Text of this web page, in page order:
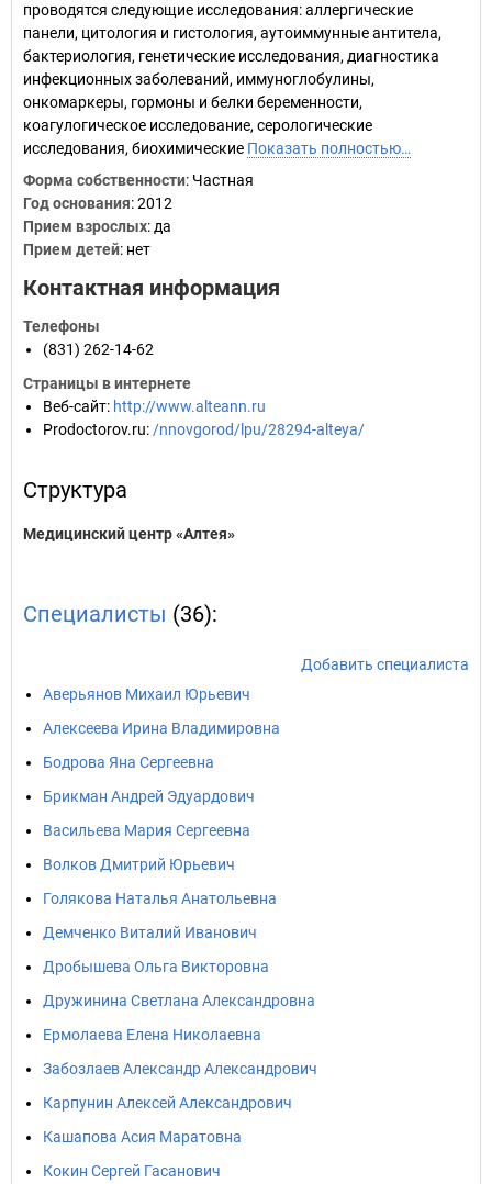
проводятся следующие исследования: аллергические
панели, цитология и гистология, аутоиммунные антитела,
бактериология, генетические исследования, диагностика
инфекционных заболеваний, иммуноглобулины,
онкомаркеры, гормоны и белки беременности,
коагулогическое исследование, серологические
исследования, биохимические Показать полностью…
Форма собственности: Частная
Год основания:2012
Прием взрослых: да
Прием детей: нет
Контактная информация
Телефоны
(831) 262-14-62
Страницы в интернете
Веб-сайт: http://www.alteann.ru
Prodoctorov.ru: /nnovgorod/lpu/28294-alteya/
Структура
Медицинский центр «Алтея»
Специалисты (36):
Добавить специалиста
Аверьянов Михаил Юрьевич
Алексеева Ирина Владимировна
Бодрова Яна Сергеевна
Брикман Андрей Эдуардович
Васильева Мария Сергеевна
Волков Дмитрий Юрьевич
Голякова Наталья Анатольевна
Демченко Виталий Иванович
Дробышева Ольга Викторовна
Дружинина Светлана Александровна
Ермолаева Елена Николаевна
Забозлаев Александр Александрович
Карпунин Алексей Александрович
Кашапова Асия Маратовна
Кокин Сергей Гасанович